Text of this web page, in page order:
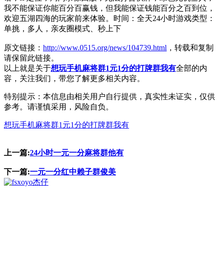
我不能保证你能百分百赢钱，但我能保证钱能百分之百到位，
欢迎五湖四海的玩家前来体验。时间：全天24小时游戏类型：
单挑，多人，亲友圈模式、秒上下
原文链接： http://www.0515.org/news/104739.html ，转载和复制
请保留此链接。
以上就是关于想玩手机麻将群1元1分的打牌群我有全部的内
容，关注我们，带您了解更多相关内容。
特别提示：本信息由相关用户自行提供，真实性未证实，仅供
参考。请谨慎采用，风险自负。
想玩手机麻将群1元1分的打牌群我有
上一篇:24小时一元一分麻将群他有
下一篇:一元一分红中赖子群俊美
杰仔